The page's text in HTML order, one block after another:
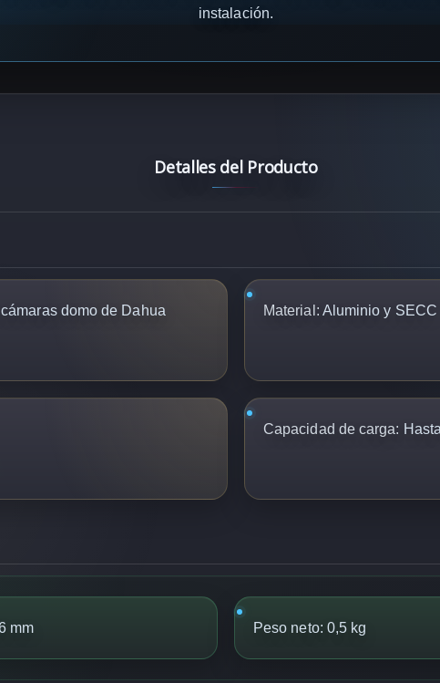
instalación.
Detalles del Producto
domo de Dahua
Material: Aluminio y SECC
Capacidad de carga:
mm Peso neto: 0,5 kg